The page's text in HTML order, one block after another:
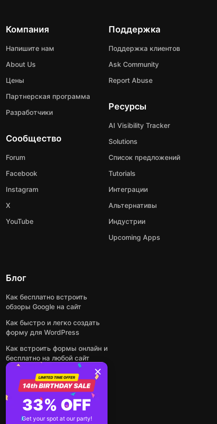
Компания
Напишите нам
About Us
Цены
Партнерская программа
Разработчики
Сообщество
Forum
Facebook
Instagram
X
YouTube
Поддержка
Поддержка клиентов
Ask Community
Report Abuse
Ресурсы
AI Visibility Tracker
Solutions
Список предложений
Tutorials
Интеграции
Альтернативы
Индустрии
Upcoming Apps
Блог
Как бесплатно встроить
обзоры Google на сайт
Как быстро и легко создать
форму для WordPress
Как встроить формы онлайн и
бесплатно на любой сайт
Как встроить ленту Instagram
на сайт
Как добавить чат-бота на
основе искусственного
интеллекта на свой сайт
33% OFF
Get your spot at our party!